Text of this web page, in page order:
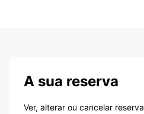
A sua reserva
Ver, alterar ou cancelar reserva